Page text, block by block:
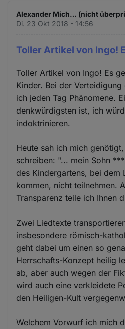
Alexander Mich… (nicht
Di. 23 Okt 2018 - 14:56
Toller Artikel von Ingo!
Toller Artikel von Ingo! Es
Kinder. Bei der
ich jeden Tag Phänomene.
denkwürdigsten ist, ich
indoktrinieren.
Heute sah ich mich
schreiben: "... mein Sohn
des Kindergartens, bei dem
kommen, nicht teilnehmen.
Transparenz teile ich Ihnen
Zwei Liedtexte
insbesondere römisch-
geht dabei um einen so
Herrschafts-Konzept heilig
ab, aber auch wegen der
wird auch eine verkleidete
den Heiligen-Kult
Welchem Vorwurf ich mich